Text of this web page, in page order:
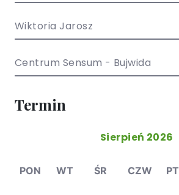
Wiktoria Jarosz
Centrum Sensum - Bujwida
Termin
Sierpień 2026
PON WT ŚR CZW PT